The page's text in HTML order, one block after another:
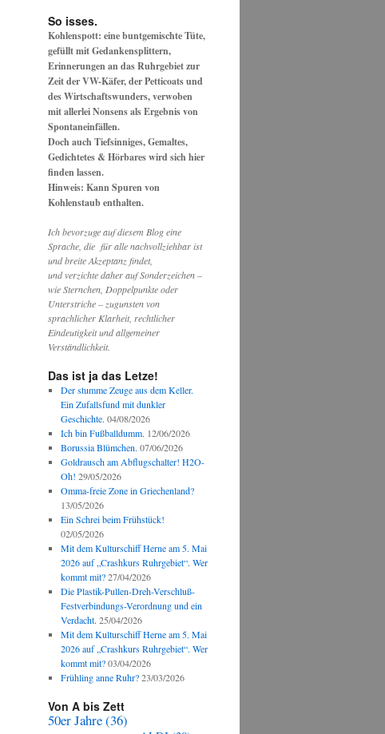
So isses.
Kohlenspott: eine buntgemischte Tüte,
gefüllt mit Gedankensplittern,
Erinnerungen an das Ruhrgebiet zur
Zeit der VW-Käfer, der Petticoats und
des Wirtschaftswunders, verwoben
mit allerlei Nonsens als Ergebnis von
Spontaneinfällen.
Doch auch Tiefsinniges, Gemaltes,
Gedichtetes & Hörbares wird sich hier
finden lassen.
Hinweis: Kann Spuren von
Kohlenstaub enthalten.
Ich bevorzuge auf diesem Blog eine
Sprache, die für alle nachvollziehbar ist
und breite Akzeptanz findet,
und verzichte daher auf Sonderzeichen –
wie Sternchen, Doppelpunkte oder
Unterstriche – zugunsten von
sprachlicher Klarheit, rechtlicher
Eindeutigkeit und allgemeiner
Verständlichkeit.
Das ist ja das Letze!
Der stumme Zeuge aus dem Keller.
Ein Zufallsfund mit dunkler
Geschichte. 04/08/2026
Ich bin Fußballdumm. 12/06/2026
Borussia Blümchen. 07/06/2026
Goldrausch am Abflugschalter! H2O-
Oh! 29/05/2026
Omma-freie Zone in Griechenland?
13/05/2026
Ein Schrei beim Frühstück!
02/05/2026
Mit dem Kulturschiff Herne am 5. Mai
2026 auf „Crashkurs Ruhrgebiet“. Wer
kommt mit? 27/04/2026
Die Plastik-Pullen-Dreh-Verschluß-
Festverbindungs-Verordnung und ein
Verdacht. 25/04/2026
Mit dem Kulturschiff Herne am 5. Mai
2026 auf „Crashkurs Ruhrgebiet“. Wer
kommt mit? 03/04/2026
Frühling anne Ruhr? 23/03/2026
Von A bis Zett
50er Jahre(36)